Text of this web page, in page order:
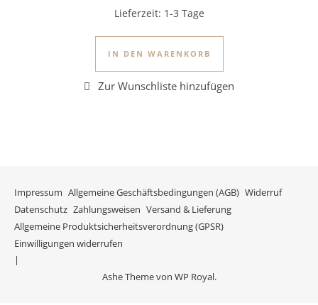
Lieferzeit: 1-3 Tage
IN DEN WARENKORB
Impressum Allgemeine Geschäftsbedingungen (AGB) Widerruf
Datenschutz Zahlungsweisen Versand & Lieferung
Allgemeine Produktsicherheitsverordnung (GPSR)
Einwilligungen widerrufen
Ashe Theme von WP Royal.